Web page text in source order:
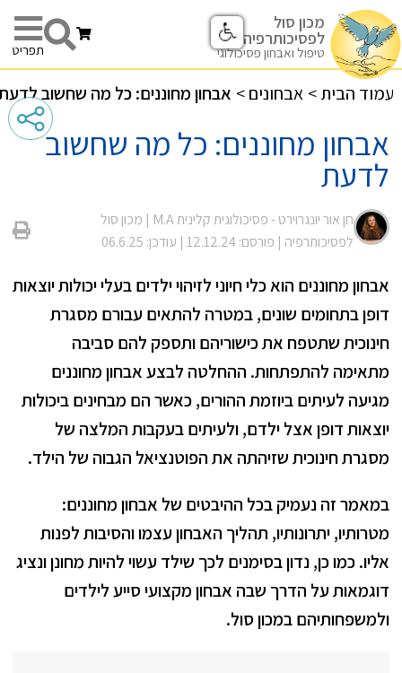
מכון סול
לפסיכותרפיה
טיפול ואבחון פסיכולוגי תפריט
אבחון מחוננים: כל מה שחשוב > אבחונים > עמוד הבית
אבחון מחוננים: כל מה שחשוב
לדעת
חן אור יונגרוירט - פסיכולוגית קלינית M.A |
מכון סול
לפסיכותרפיה | פורסם: 12.12.24 | עודכן: 06.6.25
אבחון מחוננים הוא כלי חיוני לזיהוי ילדים בעלי יכולות יוצאות
דופן בתחומים שונים, במטרה להתאים עבורם מסגרת
חינוכית שתטפח את כישוריהם ותספק להם סביבה
מתאימה להתפתחות. ההחלטה לבצע אבחון מחוננים
מגיעה לעיתים ביוזמת ההורים, כאשר הם מבחינים ביכולות
יוצאות דופן אצל ילדם, ולעיתים בעקבות המלצה של
מסגרת חינוכית שזיהתה את הפוטנציאל הגבוה של הילד.
במאמר זה נעמיק בכל ההיבטים של אבחון מחוננים:
מטרותיו, יתרונותיו, תהליך האבחון עצמו והסיבות לפנות
אליו. כמו כן, נדון בסימנים לכך שילד עשוי להיות מחונן ונציג
דוגמאות על הדרך שבה אבחון מקצועי סייע לילדים
ולמשפחותיהם במכון סול.